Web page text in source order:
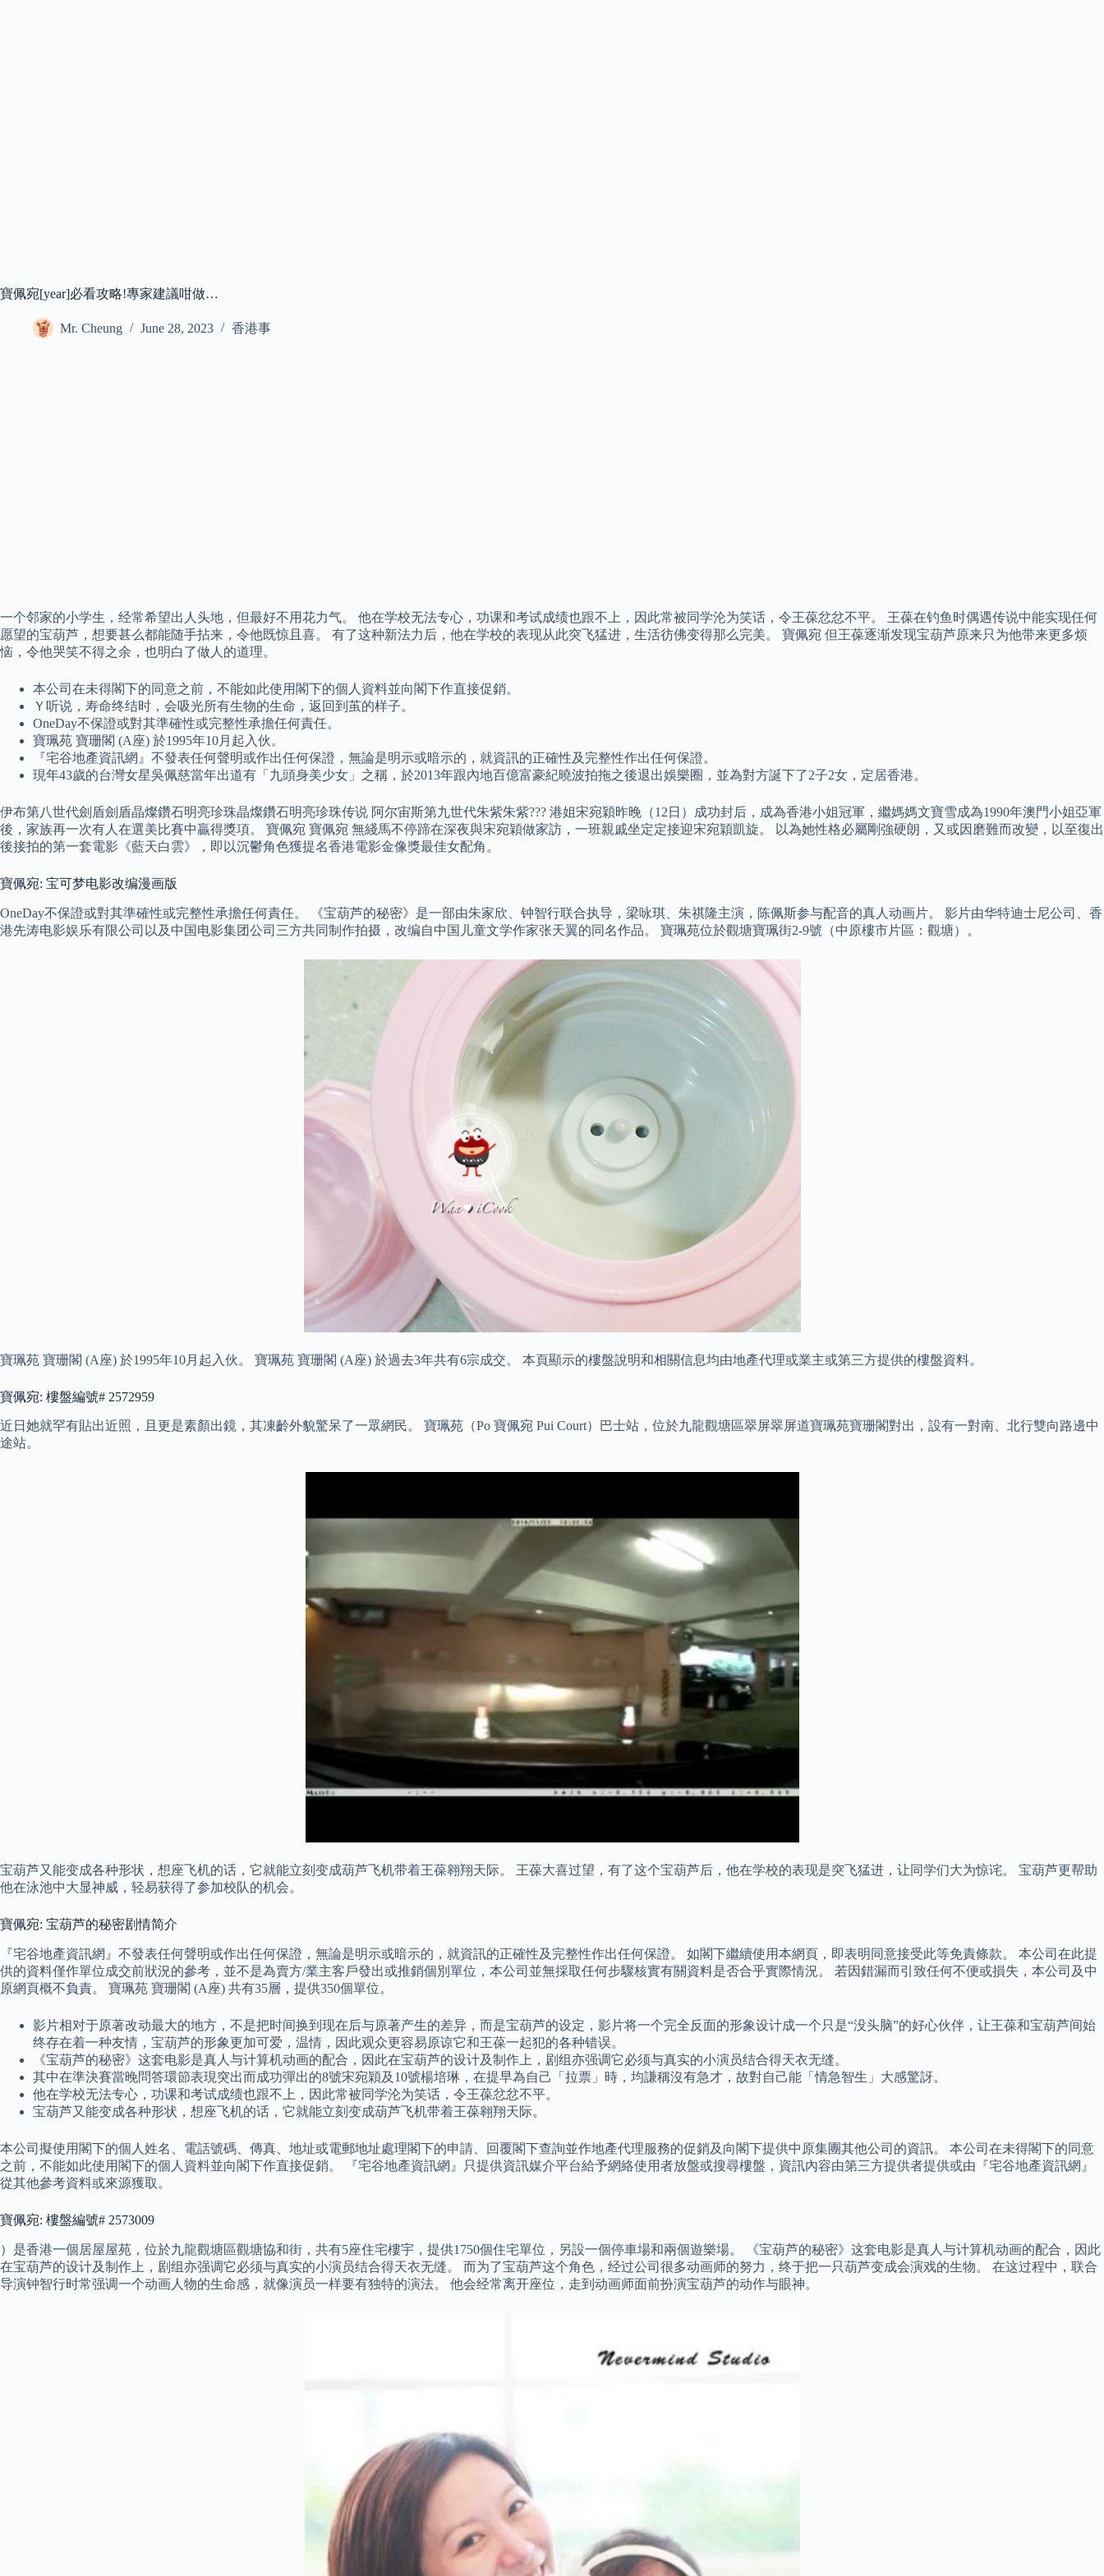
寶佩宛[year]必看攻略!專家建議咁做…
Mr. Cheung June 28, 2023 香港事
一个邻家的小学生，经常希望出人头地，但最好不用花力气。 他在学校无法专心，功课和考试成绩也跟不上，因此常被同学沦为笑话，令王葆忿忿不平。 王葆在钓鱼时偶遇传说中能实现任何
愿望的宝葫芦，想要甚么都能随手拈来，令他既惊且喜。 有了这种新法力后，他在学校的表现从此突飞猛进，生活彷佛变得那么完美。 寶佩宛 但王葆逐渐发现宝葫芦原来只为他带来更多烦
恼，令他哭笑不得之余，也明白了做人的道理。
本公司在未得閣下的同意之前，不能如此使用閣下的個人資料並向閣下作直接促銷。
Ｙ听说，寿命终结时，会吸光所有生物的生命，返回到茧的样子。
OneDay不保證或對其準確性或完整性承擔任何責任。
寶珮苑 寶珊閣 (A座) 於1995年10月起入伙。
『宅谷地產資訊網』不發表任何聲明或作出任何保證，無論是明示或暗示的，就資訊的正確性及完整性作出任何保證。
現年43歲的台灣女星吳佩慈當年出道有「九頭身美少女」之稱，於2013年跟內地百億富豪紀曉波拍拖之後退出娛樂圈，並為對方誕下了2子2女，定居香港。
伊布第八世代劍盾劍盾晶燦鑽石明亮珍珠晶燦鑽石明亮珍珠传说 阿尔宙斯第九世代朱紫朱紫??? 港姐宋宛穎昨晚（12日）成功封后，成為香港小姐冠軍，繼媽媽文寶雪成為1990年澳門小姐亞軍
後，家族再一次有人在選美比賽中贏得獎項。 寶佩宛 寶佩宛 無綫馬不停蹄在深夜與宋宛穎做家訪，一班親戚坐定定接迎宋宛穎凱旋。 以為她性格必屬剛強硬朗，又或因磨難而改變，以至復出
後接拍的第一套電影《藍天白雲》，即以沉鬱角色獲提名香港電影金像獎最佳女配角。
寶佩宛: 宝可梦电影改编漫画版
OneDay不保證或對其準確性或完整性承擔任何責任。 《宝葫芦的秘密》是一部由朱家欣、钟智行联合执导，梁咏琪、朱祺隆主演，陈佩斯参与配音的真人动画片。 影片由华特迪士尼公司、香
港先涛电影娱乐有限公司以及中国电影集团公司三方共同制作拍摄，改编自中国儿童文学作家张天翼的同名作品。 寶珮苑位於觀塘寶珮街2-9號（中原樓市片區：觀塘）。
寶珮苑 寶珊閣 (A座) 於1995年10月起入伙。 寶珮苑 寶珊閣 (A座) 於過去3年共有6宗成交。 本頁顯示的樓盤說明和相關信息均由地產代理或業主或第三方提供的樓盤資料。
寶佩宛: 樓盤編號# 2572959
近日她就罕有貼出近照，且更是素顏出鏡，其凍齡外貌驚呆了一眾網民。 寶珮苑（Po 寶佩宛 Pui Court）巴士站，位於九龍觀塘區翠屏翠屏道寶珮苑寶珊閣對出，設有一對南、北行雙向路邊中
途站。
宝葫芦又能变成各种形状，想座飞机的话，它就能立刻变成葫芦飞机带着王葆翱翔天际。 王葆大喜过望，有了这个宝葫芦后，他在学校的表现是突飞猛进，让同学们大为惊诧。 宝葫芦更帮助
他在泳池中大显神威，轻易获得了参加校队的机会。
寶佩宛: 宝葫芦的秘密剧情简介
『宅谷地產資訊網』不發表任何聲明或作出任何保證，無論是明示或暗示的，就資訊的正確性及完整性作出任何保證。 如閣下繼續使用本網頁，即表明同意接受此等免責條款。 本公司在此提
供的資料僅作單位成交前狀況的參考，並不是為賣方/業主客戶發出或推銷個別單位，本公司並無採取任何步驟核實有關資料是否合乎實際情況。 若因錯漏而引致任何不便或損失，本公司及中
原網頁概不負責。 寶珮苑 寶珊閣 (A座) 共有35層，提供350個單位。
影片相对于原著改动最大的地方，不是把时间换到现在后与原著产生的差异，而是宝葫芦的设定，影片将一个完全反面的形象设计成一个只是“没头脑”的好心伙伴，让王葆和宝葫芦间始
终存在着一种友情，宝葫芦的形象更加可爱，温情，因此观众更容易原谅它和王葆一起犯的各种错误。
《宝葫芦的秘密》这套电影是真人与计算机动画的配合，因此在宝葫芦的设计及制作上，剧组亦强调它必须与真实的小演员结合得天衣无缝。
其中在準決賽當晚問答環節表現突出而成功彈出的8號宋宛穎及10號楊培琳，在提早為自己「拉票」時，均謙稱沒有急才，故對自己能「情急智生」大感驚訝。
他在学校无法专心，功课和考试成绩也跟不上，因此常被同学沦为笑话，令王葆忿忿不平。
宝葫芦又能变成各种形状，想座飞机的话，它就能立刻变成葫芦飞机带着王葆翱翔天际。
本公司擬使用閣下的個人姓名、電話號碼、傳真、地址或電郵地址處理閣下的申請、回覆閣下查詢並作地產代理服務的促銷及向閣下提供中原集團其他公司的資訊。 本公司在未得閣下的同意
之前，不能如此使用閣下的個人資料並向閣下作直接促銷。 『宅谷地產資訊網』只提供資訊媒介平台給予網絡使用者放盤或搜尋樓盤，資訊內容由第三方提供者提供或由『宅谷地產資訊網』
從其他參考資料或來源獲取。
寶佩宛: 樓盤編號# 2573009
）是香港一個居屋屋苑，位於九龍觀塘區觀塘協和街，共有5座住宅樓宇，提供1750個住宅單位，另設一個停車場和兩個遊樂場。 《宝葫芦的秘密》这套电影是真人与计算机动画的配合，因此
在宝葫芦的设计及制作上，剧组亦强调它必须与真实的小演员结合得天衣无缝。 而为了宝葫芦这个角色，经过公司很多动画师的努力，终于把一只葫芦变成会演戏的生物。 在这过程中，联合
导演钟智行时常强调一个动画人物的生命感，就像演员一样要有独特的演法。 他会经常离开座位，走到动画师面前扮演宝葫芦的动作与眼神。